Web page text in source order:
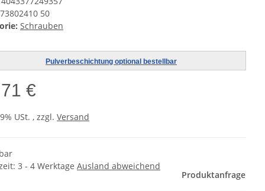
73802410 50
Schrauben
Pulverbeschichtung optional bestellbar
€
USt. , zzgl. Versand
3 - 4 Werktage Ausland abweichend
Produktanfrage